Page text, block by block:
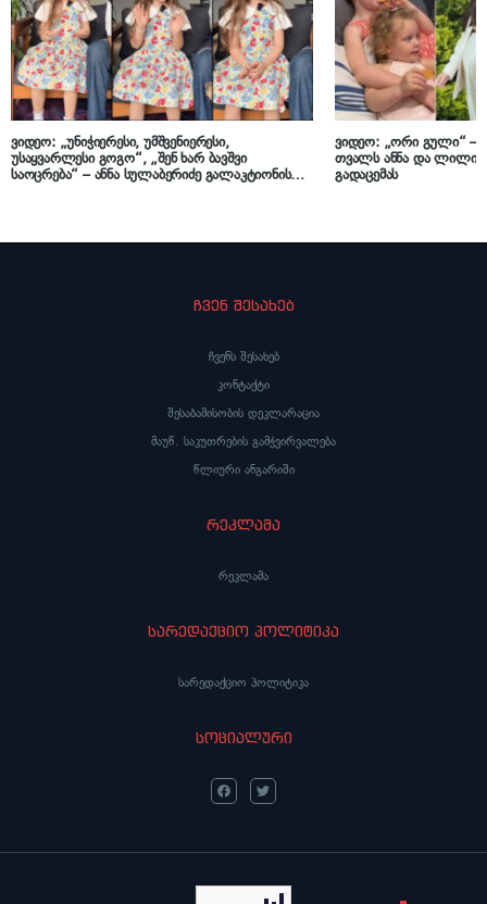
ვიდეო: „უნიჭიერესი, უმშვენიერესი,
უსაყვარლესი გოგო“, „შენ ხარ ბავშვი
საოცრება“ – ანნა სულაბერიძე გალაკტიონის
ვიდეო: „ორი გული“ –
თვალს ანნა და ლილი
გადაცემას
ჩვენ შესახებ
ჩვენს შესახებ
კონტაქტი
შესაბამისობის დეკლარაცია
მაუწ. საკუთრების გამჭვირვალება
წლიური ანგარიში
რეკლამა
რეკლამა
სარედაქციო პოლიტიკა
სარედაქციო პოლიტიკა
სოციალური